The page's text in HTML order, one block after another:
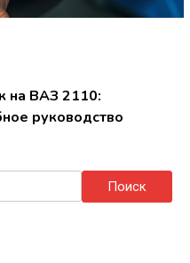
на ВАЗ 2110:
руководство
Найти: